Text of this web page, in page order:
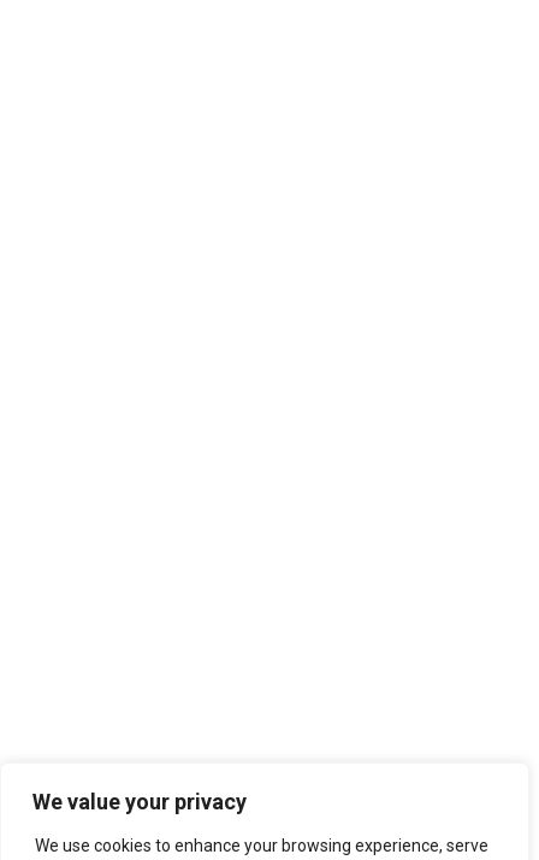
We value your privacy
We use cookies to enhance your browsing experience, serve